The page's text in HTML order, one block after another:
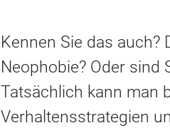
Kennen Sie das
Neophobie? Oder sind
Tatsächlich kann man
Verhaltensstrategien